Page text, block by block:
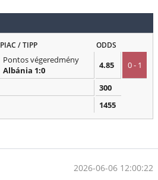
PIAC / TIPP ODDS
Pontos végeredmény
Albánia 1:0
4.85 0 - 1
300
1455
2026-06-06 12:00:22